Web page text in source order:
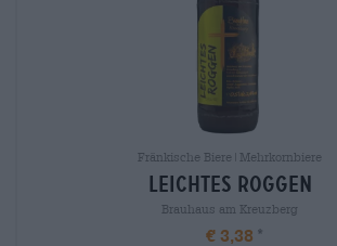
Fränkische Biere|Mehrkornbiere
leichtes roggen
Brauhaus am Kreuzberg
€ 3,38